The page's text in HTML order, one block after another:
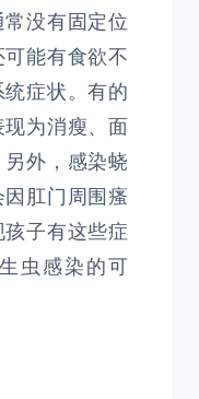
没有固定位
能有食欲不
症状。有的
为消瘦、面
外，感染蛲
肛门周围瘙
子有这些症
虫感染的可